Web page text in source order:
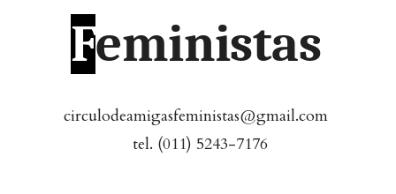
Feministas
circulodeamigasfeministas@gmail.com
tel. (011) 5243-7176